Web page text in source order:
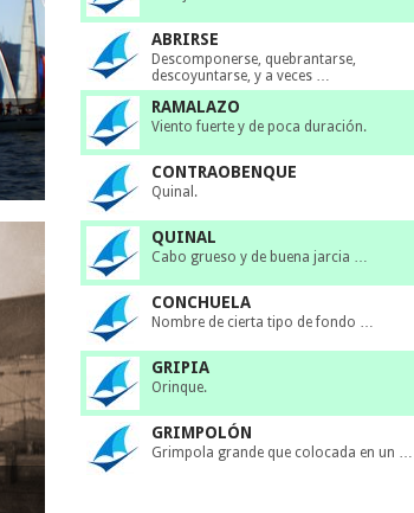
ABRIRSE
Descomponerse, quebrantarse,
descoyuntarse, y a veces …
RAMALAZO
Viento fuerte y de poca duración.
CONTRAOBENQUE
Quinal.
QUINAL
Cabo grueso y de buena jarcia …
CONCHUELA
Nombre de cierta tipo de fondo …
GRIPIA
Orinque.
GRIMPOLÓN
Grimpola grande que colocada en un …